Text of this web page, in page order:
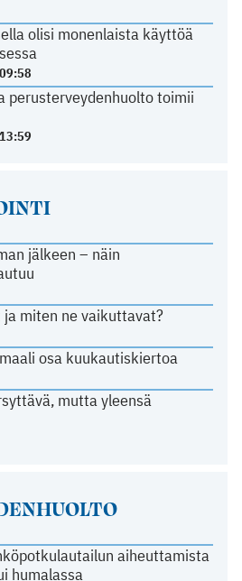
olisi monenlaista käyttöä
perusterveydenhuolto toimii
jälkeen – näin
miten ne vaikuttavat?
osa kuukautiskiertoa
mutta yleensä
aiheuttamista
humalassa